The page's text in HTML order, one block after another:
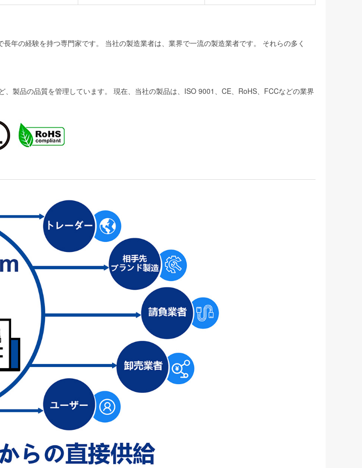
年の経験を持つ専門家です。 当社の製造業者は、業界で一流の製造業者です。 それらの多く
製品の品質を管理しています。 現在、当社の製品は、ISO 9001、CE、RoHS、FCCなどの業界